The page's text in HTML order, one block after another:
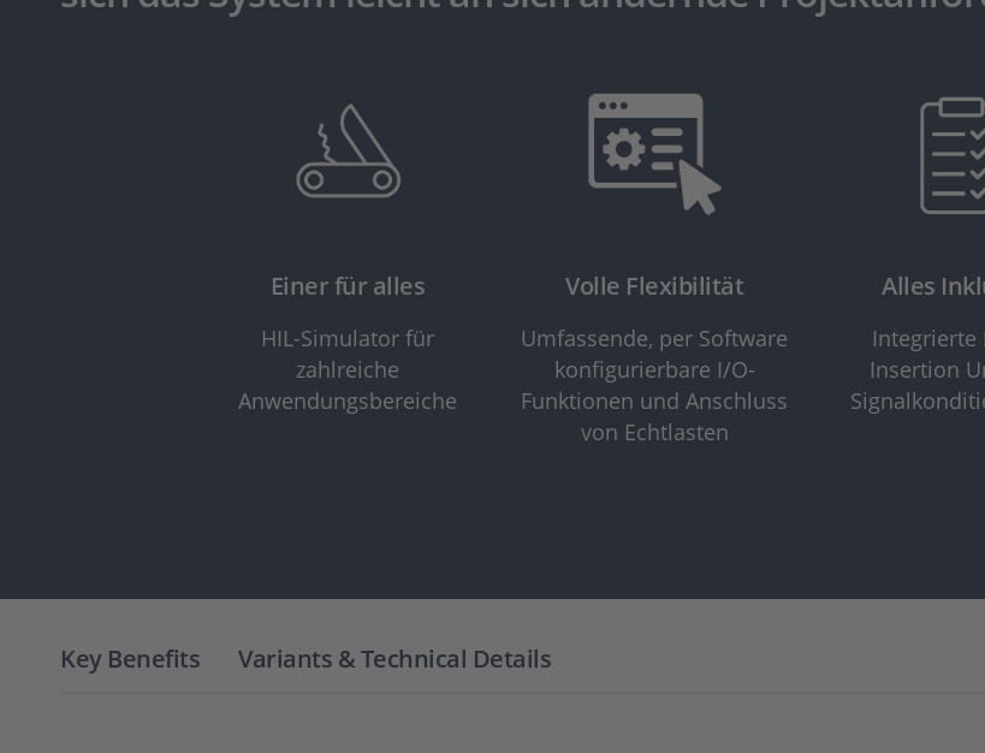
Einer für alles
HIL-Simulator für
zahlreiche
Anwendungsbereiche
Volle Flexibilität
Umfassende, per Software
konfigurierbare I/O-
Funktionen und Anschluss
von Echtlasten
Alles
Integrierte
Insertion
Key Benefits Variants & Technical Details